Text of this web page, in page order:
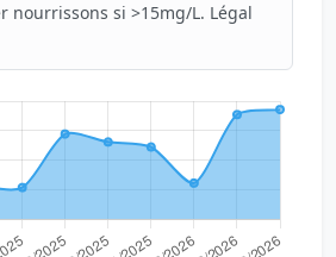
nourrissons si >15mg/L. Légal